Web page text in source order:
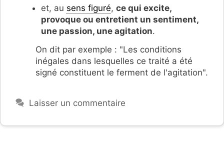
et, au sens figuré, ce qui excite,
provoque ou entretient un sentiment,
une passion, une agitation.
On dit par exemple : "Les conditions
inégales dans lesquelles ce traité a été
signé constituent le ferment de l'agitation".
Laisser un commentaire